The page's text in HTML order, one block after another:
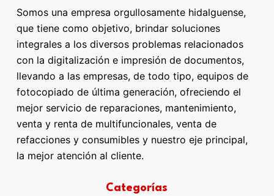
Somos una empresa orgullosamente hidalguense,
que tiene como objetivo, brindar soluciones
integrales a los diversos problemas relacionados
con la digitalización e impresión de documentos,
llevando a las empresas, de todo tipo, equipos de
fotocopiado de última generación, ofreciendo el
mejor servicio de reparaciones, mantenimiento,
venta y renta de multifuncionales, venta de
refacciones y consumibles y nuestro eje principal,
la mejor atención al cliente.
Categorías